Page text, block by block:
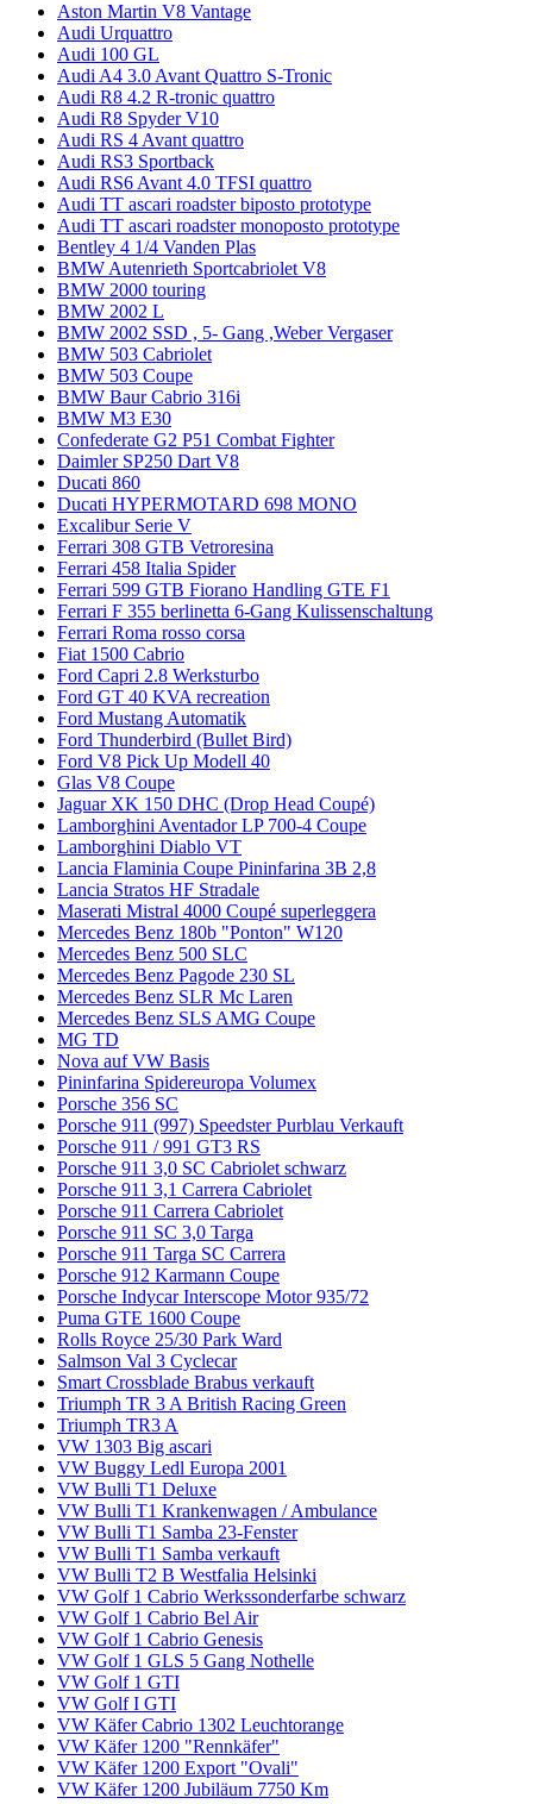
Aston Martin V8 Vantage
Audi Urquattro
Audi 100 GL
Audi A4 3.0 Avant Quattro S-Tronic
Audi R8 4.2 R-tronic quattro
Audi R8 Spyder V10
Audi RS 4 Avant quattro
Audi RS3 Sportback
Audi RS6 Avant 4.0 TFSI quattro
Audi TT ascari roadster biposto prototype
Audi TT ascari roadster monoposto prototype
Bentley 4 1/4 Vanden Plas
BMW Autenrieth Sportcabriolet V8
BMW 2000 touring
BMW 2002 L
BMW 2002 SSD , 5- Gang ,Weber Vergaser
BMW 503 Cabriolet
BMW 503 Coupe
BMW Baur Cabrio 316i
BMW M3 E30
Confederate G2 P51 Combat Fighter
Daimler SP250 Dart V8
Ducati 860
Ducati HYPERMOTARD 698 MONO
Excalibur Serie V
Ferrari 308 GTB Vetroresina
Ferrari 458 Italia Spider
Ferrari 599 GTB Fiorano Handling GTE F1
Ferrari F 355 berlinetta 6-Gang Kulissenschaltung
Ferrari Roma rosso corsa
Fiat 1500 Cabrio
Ford Capri 2.8 Werksturbo
Ford GT 40 KVA recreation
Ford Mustang Automatik
Ford Thunderbird (Bullet Bird)
Ford V8 Pick Up Modell 40
Glas V8 Coupe
Jaguar XK 150 DHC (Drop Head Coupé)
Lamborghini Aventador LP 700-4 Coupe
Lamborghini Diablo VT
Lancia Flaminia Coupe Pininfarina 3B 2,8
Lancia Stratos HF Stradale
Maserati Mistral 4000 Coupé superleggera
Mercedes Benz 180b "Ponton" W120
Mercedes Benz 500 SLC
Mercedes Benz Pagode 230 SL
Mercedes Benz SLR Mc Laren
Mercedes Benz SLS AMG Coupe
MG TD
Nova auf VW Basis
Pininfarina Spidereuropa Volumex
Porsche 356 SC
Porsche 911 (997) Speedster Purblau Verkauft
Porsche 911 / 991 GT3 RS
Porsche 911 3,0 SC Cabriolet schwarz
Porsche 911 3,1 Carrera Cabriolet
Porsche 911 Carrera Cabriolet
Porsche 911 SC 3,0 Targa
Porsche 911 Targa SC Carrera
Porsche 912 Karmann Coupe
Porsche Indycar Interscope Motor 935/72
Puma GTE 1600 Coupe
Rolls Royce 25/30 Park Ward
Salmson Val 3 Cyclecar
Smart Crossblade Brabus verkauft
Triumph TR 3 A British Racing Green
Triumph TR3 A
VW 1303 Big ascari
VW Buggy Ledl Europa 2001
VW Bulli T1 Deluxe
VW Bulli T1 Krankenwagen / Ambulance
VW Bulli T1 Samba 23-Fenster
VW Bulli T1 Samba verkauft
VW Bulli T2 B Westfalia Helsinki
VW Golf 1 Cabrio Werkssonderfarbe schwarz
VW Golf 1 Cabrio Bel Air
VW Golf 1 Cabrio Genesis
VW Golf 1 GLS 5 Gang Nothelle
VW Golf 1 GTI
VW Golf I GTI
VW Käfer Cabrio 1302 Leuchtorange
VW Käfer 1200 "Rennkäfer"
VW Käfer 1200 Export "Ovali"
VW Käfer 1200 Jubiläum 7750 Km